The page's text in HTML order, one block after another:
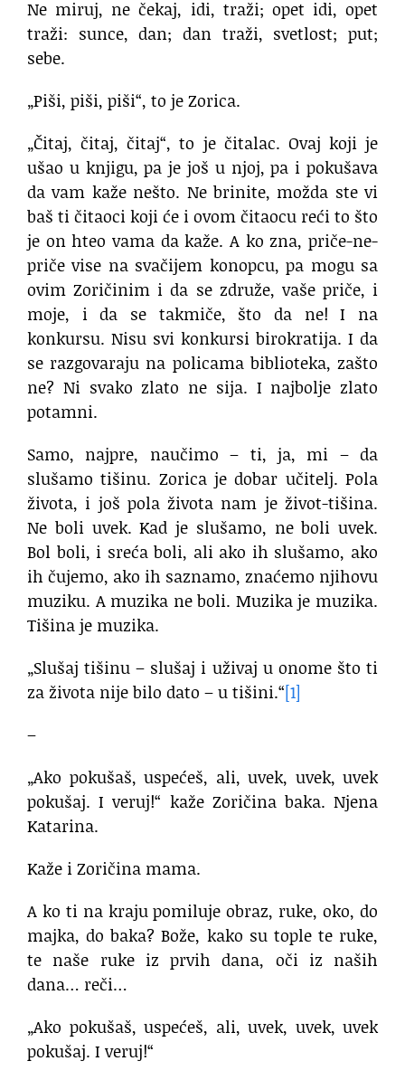
Ne miruj, ne čekaj, idi, traži; opet idi, opet
traži: sunce, dan; dan traži, svetlost; put;
sebe.
„Piši, piši, piši“, to je Zorica.
„Čitaj, čitaj, čitaj“, to je čitalac. Ovaj koji je
ušao u knjigu, pa je još u njoj, pa i pokušava
da vam kaže nešto. Ne brinite, možda ste vi
baš ti čitaoci koji će i ovom čitaocu reći to što
je on hteo vama da kaže. A ko zna, priče-ne-
priče vise na svačijem konopcu, pa mogu sa
ovim Zoričinim i da se združe, vaše priče, i
moje, i da se takmiče, što da ne! I na
konkursu. Nisu svi konkursi birokratija. I da
se razgovaraju na policama biblioteka, zašto
ne? Ni svako zlato ne sija. I najbolje zlato
potamni.
Samo, najpre, naučimo – ti, ja, mi – da
slušamo tišinu. Zorica je dobar učitelj. Pola
života, i još pola života nam je život-tišina.
Ne boli uvek. Kad je slušamo, ne boli uvek.
Bol boli, i sreća boli, ali ako ih slušamo, ako
ih čujemo, ako ih saznamo, znaćemo njihovu
muziku. A muzika ne boli. Muzika je muzika.
Tišina je muzika.
„Slušaj tišinu – slušaj i uživaj u onome što ti
za života nije bilo dato – u tišini.“[1]
–
„Ako pokušaš, uspećeš, ali, uvek, uvek, uvek
pokušaj. I veruj!“ kaže Zoričina baka. Njena
Katarina.
Kaže i Zoričina mama.
A ko ti na kraju pomiluje obraz, ruke, oko, do
majka, do baka? Bože, kako su tople te ruke,
te naše ruke iz prvih dana, oči iz naših
dana… reči…
„Ako pokušaš, uspećeš, ali, uvek, uvek, uvek
pokušaj. I veruj!“